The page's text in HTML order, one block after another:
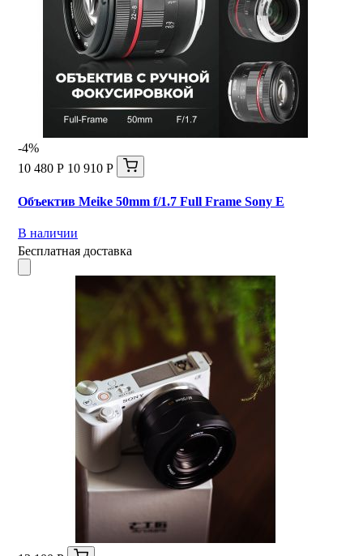
-4%
10 480 Р 10 910 Р
Объектив Meike 50mm f/1.7 Full Frame Sony E
В наличии
Бесплатная доставка